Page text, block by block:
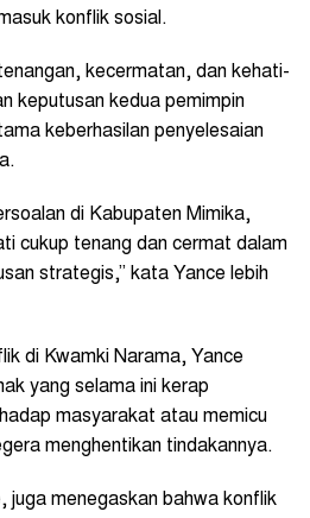
konflik sosial.
kecermatan, dan kehati-
keputusan kedua pemimpin
keberhasilan penyelesaian
di Kabupaten Mimika,
cukup tenang dan cermat dalam
strategis,” kata Yance lebih
di Kwamki Narama, Yance
yang selama ini kerap
masyarakat atau memicu
menghentikan tindakannya.
juga menegaskan bahwa konflik